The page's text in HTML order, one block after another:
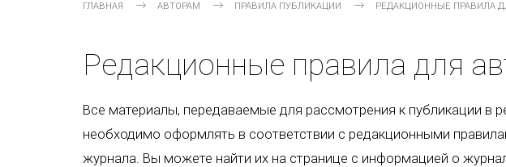
ГЛАВНАЯ АВТОРАМ ПРАВИЛА ПУБЛИКАЦИИ РЕДАКЦИОННЫЕ ПРАВИЛА
Редакционные правила для
Все материалы, передаваемые для рассмотрения к публикации в
необходимо оформлять в соответствии с редакционными
журнала. Вы можете найти их на странице с информацией о